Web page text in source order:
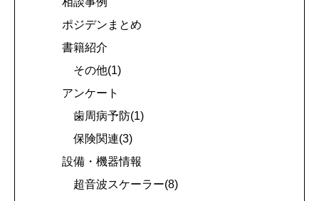
ポジデンまとめ
書籍紹介
その他(1)
アンケート
歯周病予防(1)
保険関連(3)
設備・機器情報
超音波スケーラー(8)